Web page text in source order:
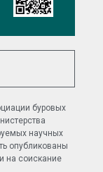
буровых
научных
опубликованы
на соискание